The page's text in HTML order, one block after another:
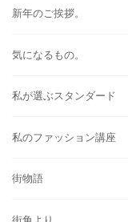
新年のご挨拶。
気になるもの。
私が選ぶスタンダード
私のファッション講座
街物語